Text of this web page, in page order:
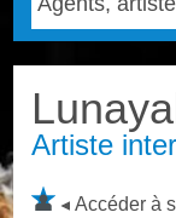
Artiste
Accéder à